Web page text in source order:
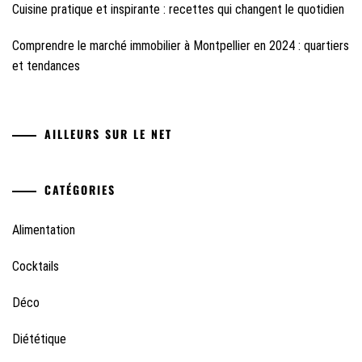
Cuisine pratique et inspirante : recettes qui changent le quotidien
Comprendre le marché immobilier à Montpellier en 2024 : quartiers
et tendances
AILLEURS SUR LE NET
CATÉGORIES
Alimentation
Cocktails
Déco
Diététique